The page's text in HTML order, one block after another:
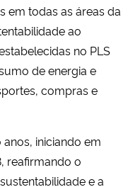
Humanos
em todas as áreas da
ao
no PLS
de energia e
compras e
iniciando em
reafirmando o
e a